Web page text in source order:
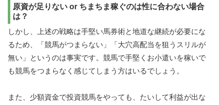
原資が足りない or ちまちま稼ぐのは性に合わない場合
は？
しかし、上述の戦略は手堅い馬券術と地道な継続が必要にな
るため、「競馬がつまらない」「大穴高配当を狙うスリルが
無い」というのは事実です。競馬で手堅くお小遣いを稼いで
も競馬をつまらなく感じてしまう方はいるでしょう。
また、少額資金で投資競馬をやっても、たいして利益が出な